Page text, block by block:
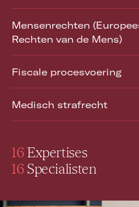
Mensenrechten
Rechten van de Mens)
Fiscale procesvoering
Medisch strafrecht
16 Expertises
16 Specialisten